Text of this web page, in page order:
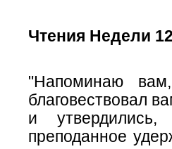
Чтения Недели
"Напоминаю
благовествовал
и
преподанное